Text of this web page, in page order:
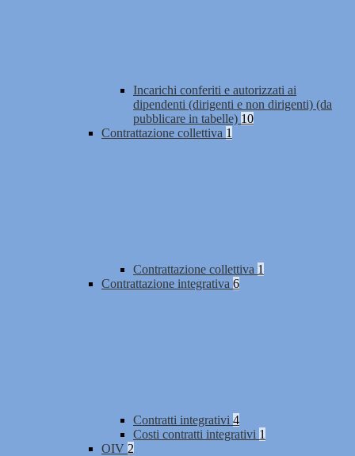
Incarichi conferiti e autorizzati ai
dipendenti (dirigenti e non dirigenti) (da
pubblicare in tabelle) 10
Contrattazione collettiva 1
Contrattazione collettiva 1
Contrattazione integrativa 6
Contratti integrativi 4
Costi contratti integrativi 1
OIV 2